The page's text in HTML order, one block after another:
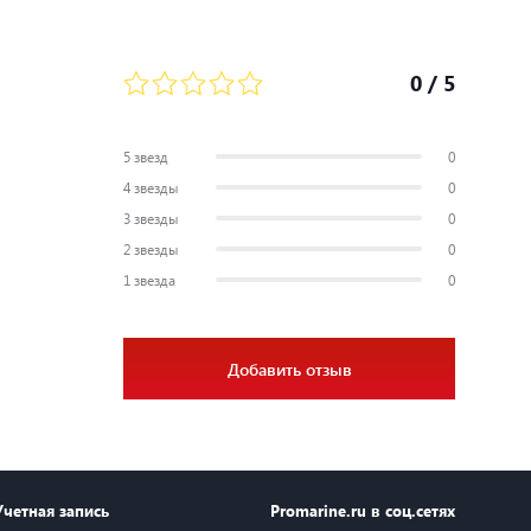
0 / 5
5 звезд
0
4 звезды
0
3 звезды
0
2 звезды
0
1 звезда
0
Добавить отзыв
запись Promarine.ru в соц.сетях